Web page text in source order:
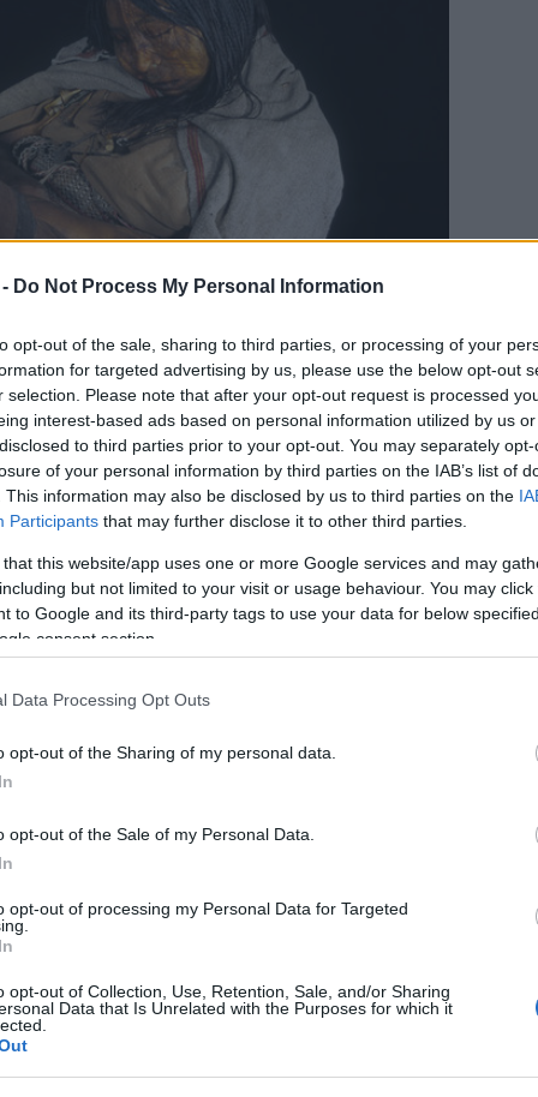
Do Not Process My Personal Information
opt-out of the sale, sharing to third parties, or processing of your
for targeted advertising by us, please use the below opt-out
selection. Please note that after your opt-out request is processed
interest-based ads based on personal information utilized by us
to third parties prior to your opt-out. You may separately
of your personal information by third parties on the IAB’s list of
This information may also be disclosed by us to third parties on the
Participants that may further disclose it to other third parties.
that this website/app uses one or more Google services and may
but not limited to your visit or usage behaviour. You may
to Google and its third-party tags to use your data for below
consent section.
Data Processing Opt Outs
opt-out of the Sharing of my personal data.
opt-out of the Sale of my Personal Data.
opt-out of processing my Personal Data for Targeted
opt-out of Collection, Use, Retention, Sale, and/or Sharing
Data that Is Unrelated with the Purposes for which it
explorerworld.hu
célnak szentelték a szertartást, egyesek a
gyermekekre valószínűleg kiemelkedő
miatt esett a választás. A kutatók
– ahogy a helybeliek utólag elnevezték –
során, mint két fiatalabb, 4-5 éves
villámsújtott – „Villámleányt".
élnek a hajszálak elemzésével. Egy hajszál
milyen anyagok keringtek a vérben, amikor
azonos ütemben növekszik, idővonalként
mikor mit fogyasztott egy adott személy.
intervallumot tud befogni.
és munkacsoportja a múmiák haja
étrendjük életük utolsó éveiben. Arra a
paraszti sorból származtak, mivel
(különösen burgonyát). Ám haláluk
például a szárított lámahús. A kutatók
őket, hogy méltón vehessenek részt az
bizonyult, ő még értékesebb